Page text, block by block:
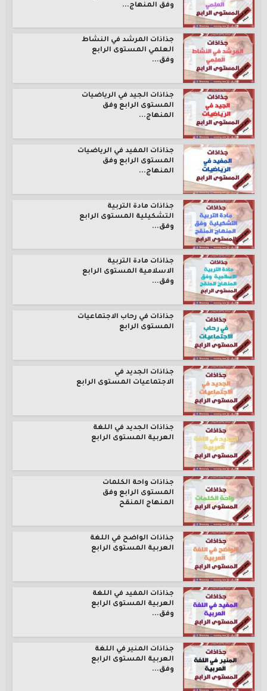
وفق المنهاج...
جذاذات المرشد في النشاط
العلمي المستوى الرابع
وفق...
جذاذات الجيد في الرياضيات
المستوى الرابع وفق
المنهاج...
جذاذات المفيد في الرياضيات
المستوى الرابع وفق
المنهاج...
جذاذات مادة التربية
التشكيلية المستوى الرابع
وفق...
جذاذات مادة التربية
الاسلامية المستوى الرابع
وفق...
جذاذات في رحاب الاجتماعيات
المستوى الرابع
جذاذات الجديد في
الاجتماعيات المستوى الرابع
جذاذات الجديد في اللغة
العربية المستوى الرابع
جذاذات واحة الكلمات
المستوى الرابع وفق
المنهاج المنقح
جذاذات الواضح في اللغة
العربية المستوى الرابع
جذاذات المفيد في اللغة
العربية المستوى الرابع
وفق...
جذاذات المنير في اللغة
العربية المستوى الرابع
وفق...